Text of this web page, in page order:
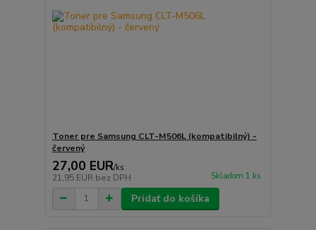
Toner pre Samsung CLT-M506L (kompatibilný) -
červený
27,00 EUR/ks
21,95 EUR bez DPH Skladom 1 ks
Pridať do košíka